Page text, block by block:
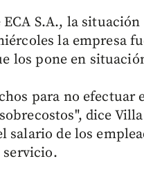
S.A., la
la empresa
los pone en
para no efectuar
dice
de los
servicio.